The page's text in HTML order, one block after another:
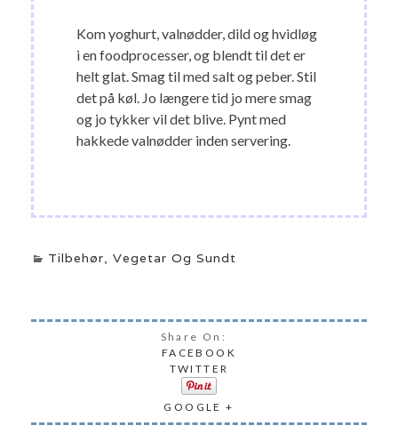
Kom yoghurt, valnødder, dild og hvidløg
i en foodprocesser, og blendt til det er
helt glat. Smag til med salt og peber. Stil
det på køl. Jo længere tid jo mere smag
og jo tykker vil det blive. Pynt med
hakkede valnødder inden servering.
Tilbehør, Vegetar Og Sundt
Share On:
FACEBOOK
TWITTER
GOOGLE +